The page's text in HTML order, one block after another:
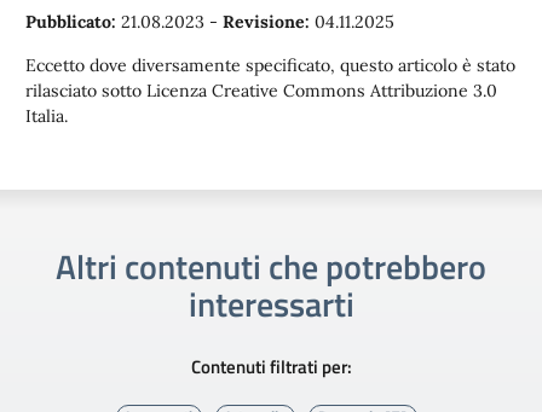
Pubblicato: 21.08.2023 - Revisione: 04.11.2025
Eccetto dove diversamente specificato, questo articolo è stato
rilasciato sotto Licenza Creative Commons Attribuzione 3.0
Italia.
Altri contenuti che potrebbero
interessarti
Contenuti filtrati per: